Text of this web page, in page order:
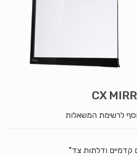
לרשימת המשאלות
קדמיים ודלתות צד"